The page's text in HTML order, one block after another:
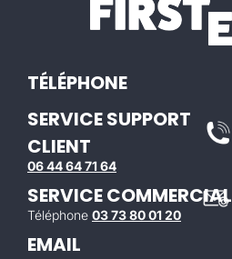
TÉLÉPHONE
SERVICE SUPPORT
CLIENT
06 44 64 71 64
SERVICE COMMERCIAL
Téléphone 03 73 80 01 20
EMAIL